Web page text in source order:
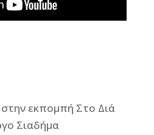
εκπομπή Στο Διά
Σιαδήμα